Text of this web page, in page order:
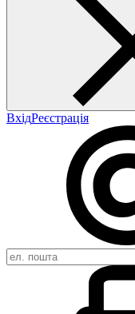
ВхідРеєстрація